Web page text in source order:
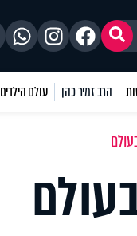
הרב זמיר כהן עולם הילדים